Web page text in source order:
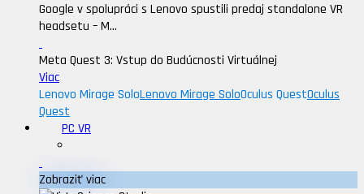
Google v spolupráci s Lenovo spustili predaj standalone VR
headsetu – M...
Meta Quest 3: Vstup do Budúcnosti Virtuálnej
Viac
Lenovo Mirage SoloLenovo Mirage SoloOculus QuestOculus
Quest
PC VR
Zobraziť viac